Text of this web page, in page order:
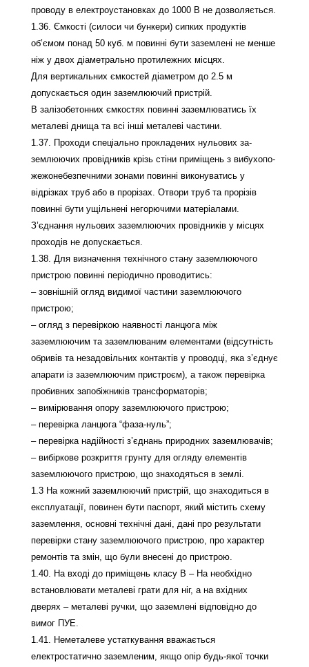
проводу в електроустановках до 1000 В не дозволяється.
1.36. Ємкості (силоси чи бункери) сипких продуктів
об’ємом понад 50 куб. м повинні бути заземлені не менше
ніж у двох діаметрально протилежних місцях.
Для вертикальних ємкостей діаметром до 2.5 м
допускається один заземлюючий пристрій.
В залізобетонних ємкостях повинні заземлюватись їх
металеві днища та всі інші металеві частини.
1.37. Проходи спеціально прокладених нульових за-
землюючих провідників крізь стіни приміщень з вибухопо-
жежонебезпечними зонами повинні виконуватись у
відрізках труб або в прорізах. Отвори труб та прорізів
повинні бути ущільнені негорючими матеріалами.
З’єднання нульових заземлюючих провідників у місцях
проходів не допускається.
1.38. Для визначення технічного стану заземлюючого
пристрою повинні періодично проводитись:
– зовнішній огляд видимої частини заземлюючого
пристрою;
– огляд з перевіркою наявності ланцюга між
заземлюючим та заземлюваним елементами (відсутність
обривів та незадовільних контактів у проводці, яка з’єднує
апарати із заземлюючим пристроєм), а також перевірка
пробивних запобіжників трансформаторів;
– вимірювання опору заземлюючого пристрою;
– перевірка ланцюга “фаза-нуль”;
– перевірка надійності з’єднань природних заземлювачів;
– вибіркове розкриття грунту для огляду елементів
заземлюючого пристрою, що знаходяться в землі.
1.3 На кожний заземлюючий пристрій, що знаходиться в
експлуатації, повинен бути паспорт, який містить схему
заземлення, основні технічні дані, дані про результати
перевірки стану заземлюючого пристрою, про характер
ремонтів та змін, що були внесені до пристрою.
1.40. На вході до приміщень класу В – На необхідно
встановлювати металеві грати для ніг, а на вхідних
дверях – металеві ручки, що заземлені відповідно до
вимог ПУЕ.
1.41. Неметалеве устаткування вважається
електростатично заземленим, якщо опір будь-якої точки